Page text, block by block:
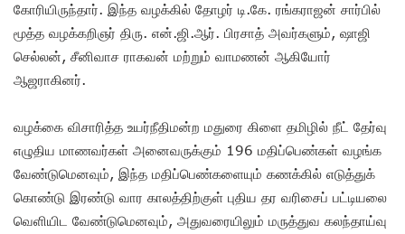
கோரியிருந்தார். இந்த வழக்கில் தோழர் டி.கே. ரங்கராஜன் சார்பில்
மூத்த வழக்கறிஞர் திரு. என்.ஜி.ஆர். பிரசாத் அவர்களும், ஷாஜி
செல்லன், சீனிவாச ராகவன் மற்றும் வாமணன் ஆகியோர்
ஆஜராகினர்.
வழக்கை விசாரித்த உயர்நீதிமன்ற மதுரை கிளை தமிழில் நீட் தேர்வு
எழுதிய மாணவர்கள் அனைவருக்கும் 196 மதிப்பெண்கள் வழங்க
வேண்டுமெனவும், இந்த மதிப்பெண்களையும் கணக்கில் எடுத்துக்
கொண்டு இரண்டு வார காலத்திற்குள் புதிய தர வரிசைப் பட்டியலை
வெளியிட வேண்டுமெனவும், அதுவரையிலும் மருத்துவ கலந்தாய்வு